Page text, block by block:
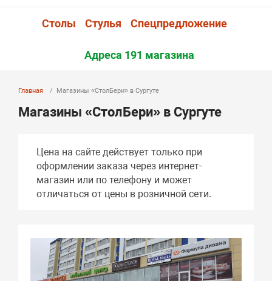
Столы Стулья Спецпредложение
Адреса 191 магазина
Главная Магазины «СтолБери» в Сургуте
Магазины «СтолБери» в Сургуте
Цена на сайте действует только при
оформлении заказа через интернет-
магазин или по телефону и может
отличаться от цены в розничной сети.